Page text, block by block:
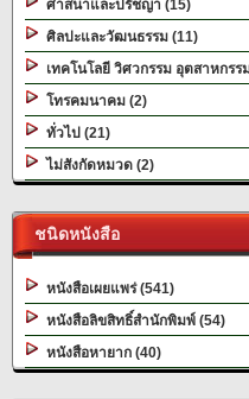
ศาสนาและปรัชญา (15)
ศิลปะและวัฒนธรรม (11)
เทคโนโลยี วิศวกรรม อุตสาหกรร
โทรคมนาคม (2)
ทั่วไป (21)
ไม่สังกัดหมวด (2)
ชนิดหนังสือ
หนังสือเผยแพร่ (541)
หนังสือลิขสิทธิ์สำนักพิมพ์ (54)
หนังสือหายาก (40)